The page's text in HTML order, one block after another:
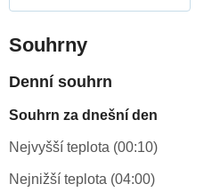
Souhrny
Denní souhrn
Souhrn za dnešní den
Nejvyšší teplota (00:10)
Nejnižší teplota (04:00)